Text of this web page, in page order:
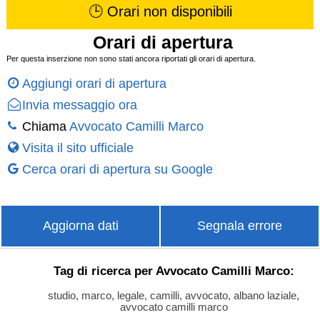
🕒 Orari non disponibili
Orari di apertura
Per questa inserzione non sono stati ancora riportati gli orari di apertura.
Aggiungi orari di apertura
Invia messaggio ora
Chiama Avvocato Camilli Marco
Visita il sito ufficiale
Cerca orari di apertura su Google
Aggiorna dati Segnala errore
Tag di ricerca per Avvocato Camilli Marco:
studio, marco, legale, camilli, avvocato, albano laziale,
avvocato camilli marco